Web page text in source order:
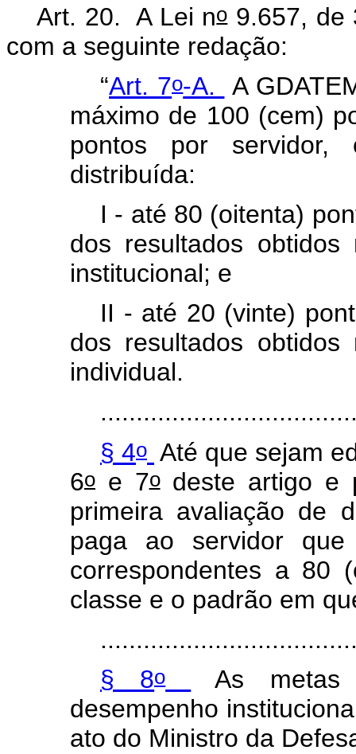
Art. 20. A Lei no 9.657, de
com a seguinte redação:
“Art. 7o-A.
A
máximo de 100 (cem)
pontos por servidor,
distribuída:
I - até 80 (oitenta)
dos resultados obtidos
institucional; e
II - até 20 (vinte)
dos resultados obtidos
individual.
§ 4o Até que sejam
6o e 7odeste artigo e
primeira avaliação de
paga ao servidor
correspondentes a 80
classe e o padrão em
§ 8o
As metas
desempenho
ato do Ministro da